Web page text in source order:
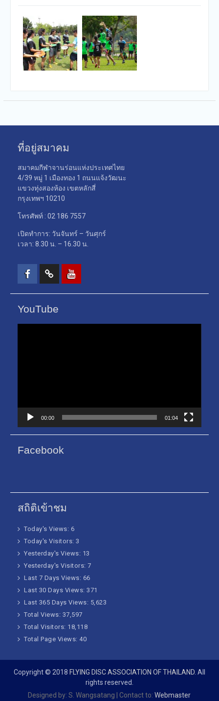
ที่อยู่สมาคม
สมาคมกีฬาจานร่อนแห่งประเทศไทย
4/39 หมู่ 1 เมืองทอง 1 ถนนแจ้งวัฒนะ
แขวงทุ่งสองห้อง เขตหลักสี่
กรุงเทพฯ 10210
โทรศัพท์ : 02 186 7557
เปิดทำการ: วันจันทร์ – วันศุกร์
เวลา: 8.30 น. – 16.30 น.
YouTube
00:00 01:04
Facebook
สถิติเข้าชม
Today's Views: 6
Today's Visitors:3
Yesterday's Views: 13
Yesterday's Visitors:7
Last 7 Days Views: 66
Last 30 Days Views:371
Last 365 Days Views: 5,623
Total Views: 37,597
Total Visitors: 18,118
Total Page Views: 40
Copyright © 2018 FLYING DISC ASSOCIATION OF THAILAND. All
rights reserved.
Designed by: S. Wangsatang | Contact to: Webmaster